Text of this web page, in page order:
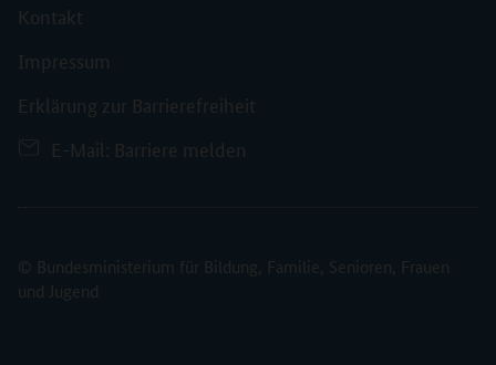
© Bundesministerium für Bildung, Familie, Senioren, Frauen
und Jugend
Kontakt
Impressum
Erklärung zur Barrierefreiheit
E-Mail: Barriere melden